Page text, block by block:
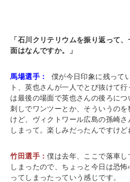
「石川クリテリウムを振り返って
面はなんですか。」
馬場選手：
僕が今日印象に残って
ト、英也さんが一人でとび抜けて
は最後の場面で英也さんの後ろに
刺しでワンツーとか、そういうの
けど、ヴィクトワール広島の孫崎
しまって。楽しみだったんですけど
竹田選手：僕は去年、ここで落車
しまったので、ちょっと今日は恐
ってしまったっていう感じです。